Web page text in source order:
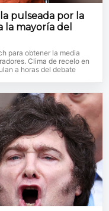
pulseada por la
la mayoría del
para obtener la media
Clima de recelo en
a horas del debate